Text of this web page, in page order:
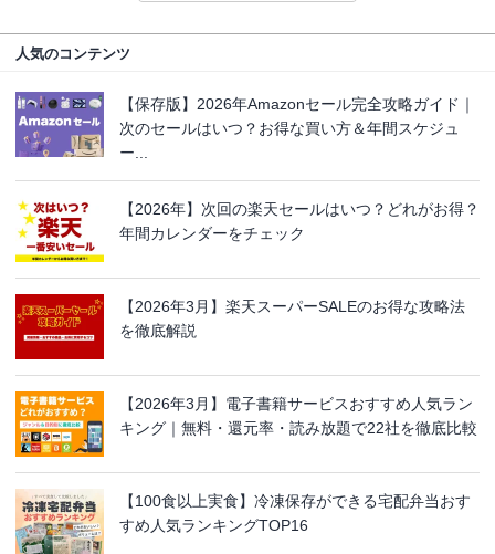
人気のコンテンツ
【保存版】2026年Amazonセール完全攻略ガイド｜
次のセールはいつ？お得な買い方＆年間スケジュ
ー...
【2026年】次回の楽天セールはいつ？どれがお得？
年間カレンダーをチェック
【2026年3月】楽天スーパーSALEのお得な攻略法
を徹底解説
【2026年3月】電子書籍サービスおすすめ人気ラン
キング｜無料・還元率・読み放題で22社を徹底比較
【100食以上実食】冷凍保存ができる宅配弁当おす
すめ人気ランキングTOP16